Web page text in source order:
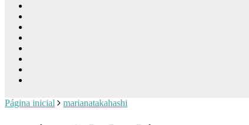
Página inicial marianatakahashi